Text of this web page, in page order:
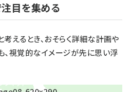
目を集める
えるとき、おそらく詳細な計画や
、視覚的なイメージが先に思い浮